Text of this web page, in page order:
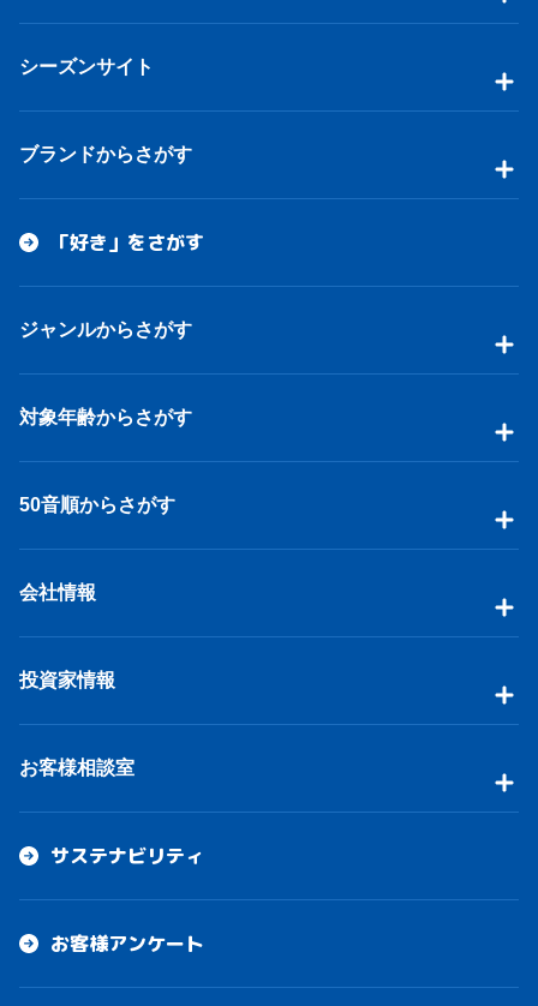
シーズンサイト
ブランドからさがす
「好き」をさがす
ジャンルからさがす
対象年齢からさがす
50音順からさがす
会社情報
投資家情報
お客様相談室
サステナビリティ
お客様アンケート